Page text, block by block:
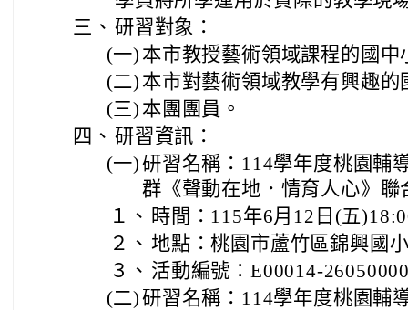
三、 研習對象：
(一) 本市教授藝術領域課程的國中
(二) 本市對藝術領域教學有興趣的
(三) 本團團員。
四、 研習資訊：
(一)研習名稱：114學年度桃園輔
群《聲動在地．情育人心》聯
１、 時間：115年6月12日(五
２、 地點：桃園市蘆竹區錦興國
３、 活動編號：E00014-
(二)研習名稱：114學年度桃園輔